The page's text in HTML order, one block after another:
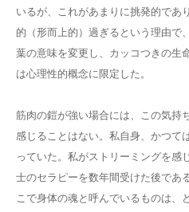
いるが、これがあまりに挑発的であ
的（形而上的）過ぎるという理由で
葉の意味を変更し、カッコつきの生
は心理性的概念に限定した。
筋肉の鎧が強い場合には、この気持
感じることはない。私自身、かつて
っていた。私がストリーミングを感
士のセラピーを数年間受けた後であ
こで身体の魂と呼んでいるものは、